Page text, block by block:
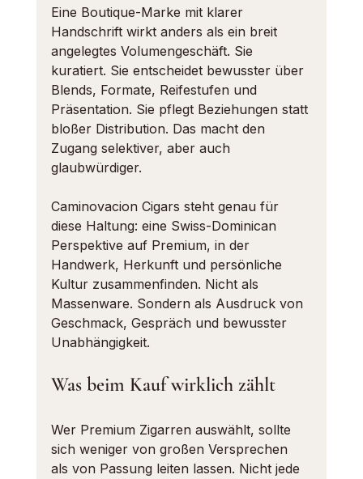
Eine Boutique-Marke mit klarer
Handschrift wirkt anders als ein breit
angelegtes Volumengeschäft. Sie
kuratiert. Sie entscheidet bewusster über
Blends, Formate, Reifestufen und
Präsentation. Sie pflegt Beziehungen statt
bloßer Distribution. Das macht den
Zugang selektiver, aber auch
glaubwürdiger.
Caminovacion Cigars steht genau für
diese Haltung: eine Swiss-Dominican
Perspektive auf Premium, in der
Handwerk, Herkunft und persönliche
Kultur zusammenfinden. Nicht als
Massenware. Sondern als Ausdruck von
Geschmack, Gespräch und bewusster
Unabhängigkeit.
Was beim Kauf wirklich zählt
Wer Premium Zigarren auswählt, sollte
sich weniger von großen Versprechen
als von Passung leiten lassen. Nicht jede